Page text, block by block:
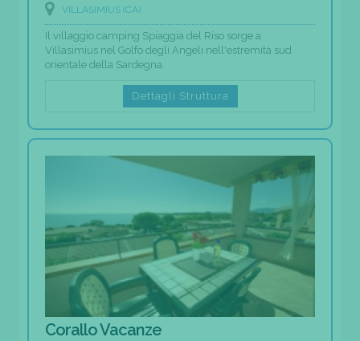
VILLASIMIUS (CA)
Il villaggio camping Spiaggia del Riso sorge a
Villasimius nel Golfo degli Angeli nell'estremità sud
orientale della Sardegna.
Dettagli Struttura
Corallo Vacanze